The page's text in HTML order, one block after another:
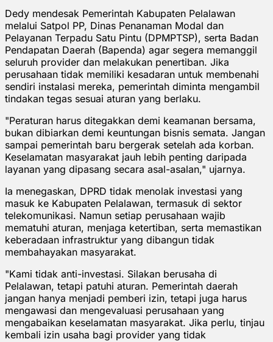
Dedy mendesak Pemerintah Kabupaten Pelalawan
melalui Satpol PP, Dinas Penanaman Modal dan
Pelayanan Terpadu Satu Pintu (DPMPTSP), serta Badan
Pendapatan Daerah (Bapenda) agar segera memanggil
seluruh provider dan melakukan penertiban. Jika
perusahaan tidak memiliki kesadaran untuk membenahi
sendiri instalasi mereka, pemerintah diminta mengambil
tindakan tegas sesuai aturan yang berlaku.
"Peraturan harus ditegakkan demi keamanan bersama,
bukan dibiarkan demi keuntungan bisnis semata. Jangan
sampai pemerintah baru bergerak setelah ada korban.
Keselamatan masyarakat jauh lebih penting daripada
layanan yang dipasang secara asal-asalan," ujarnya.
Ia menegaskan, DPRD tidak menolak investasi yang
masuk ke Kabupaten Pelalawan, termasuk di sektor
telekomunikasi. Namun setiap perusahaan wajib
mematuhi aturan, menjaga ketertiban, serta memastikan
keberadaan infrastruktur yang dibangun tidak
membahayakan masyarakat.
"Kami tidak anti-investasi. Silakan berusaha di
Pelalawan, tetapi patuhi aturan. Pemerintah daerah
jangan hanya menjadi pemberi izin, tetapi juga harus
mengawasi dan mengevaluasi perusahaan yang
mengabaikan keselamatan masyarakat. Jika perlu, tinjau
kembali izin usaha bagi provider yang tidak